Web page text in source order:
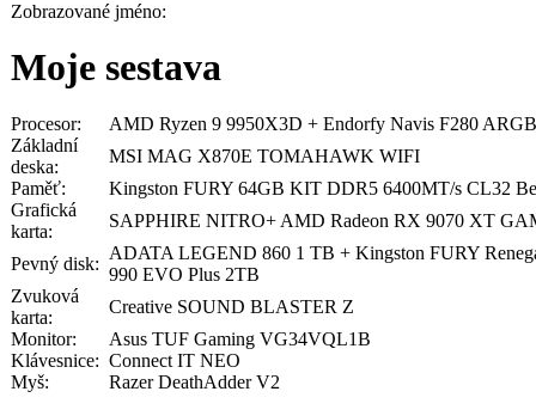
Zobrazované jméno:
Moje sestava
Procesor:
AMD Ryzen 9 9950X3D + Endorfy Navis F280 ARGB
Základní
deska:
MSI MAG X870E TOMAHAWK WIFI
Paměť:
Kingston FURY 64GB KIT DDR5 6400MT/s CL32
Grafická
karta:
SAPPHIRE NITRO+ AMD Radeon RX 9070 XT
Pevný disk:
ADATA LEGEND 860 1 TB + Kingston FURY
990 EVO Plus 2TB
Zvuková
karta:
Creative SOUND BLASTER Z
Monitor:
Asus TUF Gaming VG34VQL1B
Klávesnice: Connect IT NEO
Myš:
Razer DeathAdder V2